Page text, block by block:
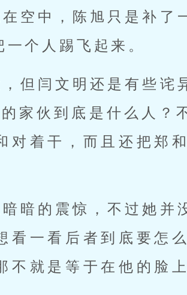
空中，陈旭只是补了
个人踢飞起来。
但闫文明还是有些诧
家伙到底是什么人？
对着干，而且还把郑
暗的震惊，不过她并
看一看后者到底要怎
不就是等于在他的脸